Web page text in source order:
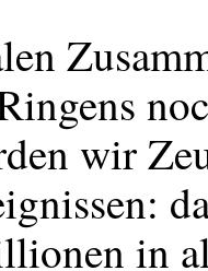
wir
in